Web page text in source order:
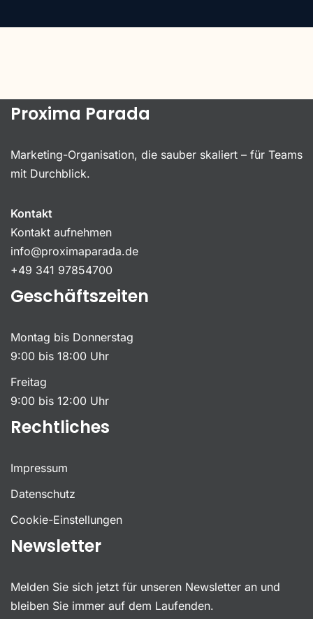
Proxima Parada
Marketing-Organisation, die sauber skaliert – für Teams
mit Durchblick.
Kontakt
Kontakt aufnehmen
info@proximaparada.de
+49 341 97854700
Geschäftszeiten
Montag bis Donnerstag
9:00 bis 18:00 Uhr
Freitag
9:00 bis 12:00 Uhr
Rechtliches
Impressum
Datenschutz
Cookie-Einstellungen
Newsletter
Melden Sie sich jetzt für unseren Newsletter an und
bleiben Sie immer auf dem Laufenden.